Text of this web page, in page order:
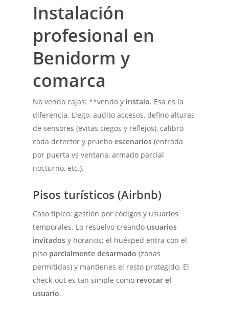
Instalación
profesional en
Benidorm y
comarca
No vendo cajas: **vendo y instalo. Esa es la
diferencia. Llego, audito accesos, defino alturas
de sensores (evitas ciegos y reflejos), calibro
cada detector y prueboescenarios (entrada
por puerta vs ventana, armado parcial
nocturno, etc.).
Pisos turísticos (Airbnb)
Caso típico: gestión por códigos y usuarios
temporales. Lo resuelvo creando usuarios
invitados y horarios; el huésped entra con el
piso parcialmente desarmado (zonas
permitidas) y mantienes el resto protegido. El
check-out es tan simple como revocar el
usuario.